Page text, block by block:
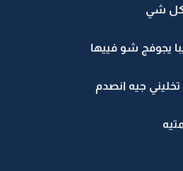
كل شي
يجوفج شو فييها
جيه انصدم